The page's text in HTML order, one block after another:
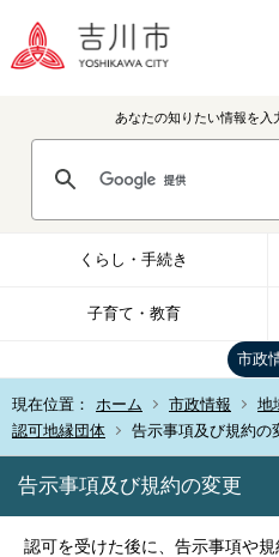
あなたの知りたい情報を入
くらし・手続き
子育て・教育
市政
現在位置： ホーム 市政情報
地
認可地縁団体
告示事項及び規約の
告示事項及び規約の変更
認可を受けた後に、告示事項や